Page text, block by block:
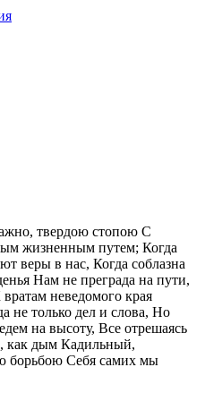
твердою стопою С
жизненным путем; Когда
веры в нас, Когда соблазна
Нам не преграда на пути,
неведомого края
не только дел и слова, Но
на высоту, Все отрешаясь
как дым Кадильный,
борьбою Себя самих мы